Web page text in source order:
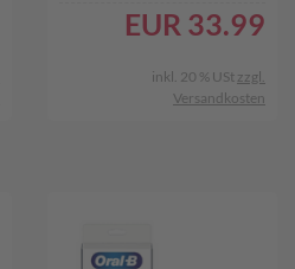
EUR 33.99
inkl. 20 % USt zzgl.
Versandkosten